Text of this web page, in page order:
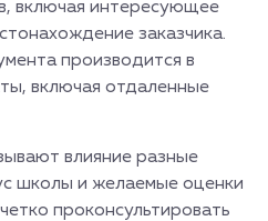
включая интересующее
заказчика.
производится в
включая отдаленные
влияние разные
школы и желаемые оценки
проконсультировать